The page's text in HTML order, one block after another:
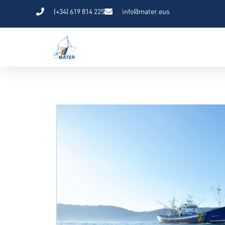
(+34) 619 814 225 info@mater.eus